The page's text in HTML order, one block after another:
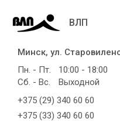
ВЛП
Минск, ул.
Пн. - Пт.
10:00 - 18:00
Сб. - Вс.
Выходной
+375 (29) 340 60 60
+375 (33) 340 60 60